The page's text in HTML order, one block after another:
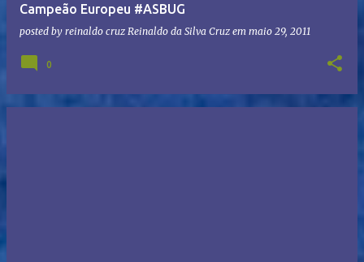
Campeão Europeu #ASBUG
posted by reinaldo cruz Reinaldo da Silva Cruz em maio 29, 2011
0